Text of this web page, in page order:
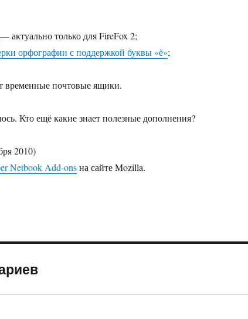
— актуально только для FireFox 2;
орфографии с поддержкой буквы «ё»;
временные почтовые ящики.
Кто ещё какие знает полезные дополнения?
2010)
Netbook Add-onsна сайте Mozilla.